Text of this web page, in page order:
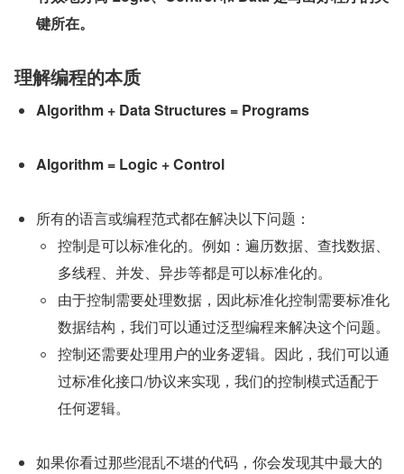
键所在。
理解编程的本质
Algorithm + Data Structures = Programs
Algorithm = Logic + Control
所有的语言或编程范式都在解决以下问题：
控制是可以标准化的。例如：遍历数据、查找数据、
多线程、并发、异步等都是可以标准化的。
由于控制需要处理数据，因此标准化控制需要标准化
数据结构，我们可以通过泛型编程来解决这个问题。
控制还需要处理用户的业务逻辑。因此，我们可以通
过标准化接口/协议来实现，我们的控制模式适配于
任何逻辑。
如果你看过那些混乱不堪的代码，你会发现其中最大的